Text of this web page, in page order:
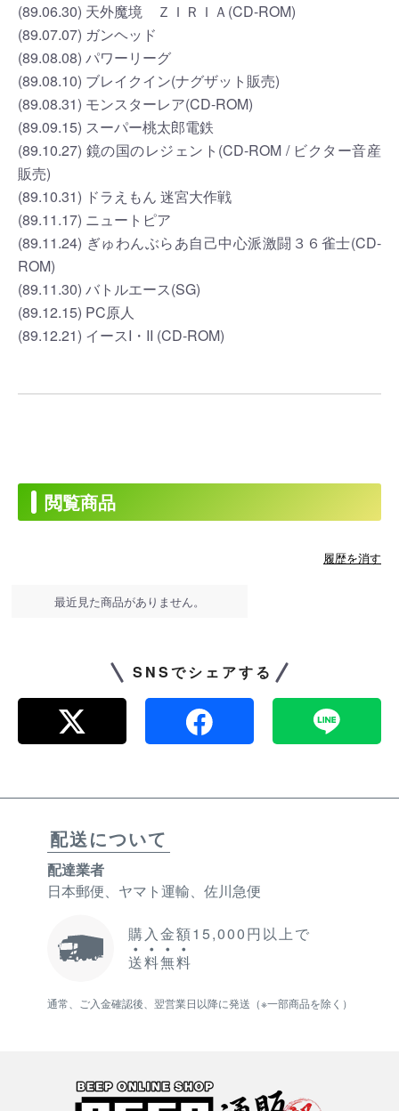
(89.06.30) 天外魔境 ＺＩＲＩＡ(CD-ROM)
(89.07.07) ガンヘッド
(89.08.08) パワーリーグ
(89.08.10) ブレイクイン(ナグザット販売)
(89.08.31) モンスターレア(CD-ROM)
(89.09.15) スーパー桃太郎電鉄
(89.10.27) 鏡の国のレジェント(CD-ROM / ビクター音産
販売)
(89.10.31) ドラえもん 迷宮大作戦
(89.11.17) ニュートピア
(89.11.24) ぎゅわんぶらあ自己中心派激闘３６雀士(CD-
ROM)
(89.11.30) バトルエース(SG)
(89.12.15) PC原人
(89.12.21) イースI・II (CD-ROM)
閲覧商品
履歴を消す
最近見た商品がありません。
SNSでシェアする
配送について
配達業者
日本郵便、ヤマト運輸、佐川急便
購入金額15,000円以上で
送料無料
通常、ご入金確認後、翌営業日以降に発送（※一部商品を除く）